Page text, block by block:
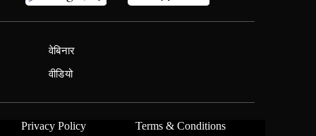
वेबिनार
वीडियो
Privacy Policy Terms & Conditions